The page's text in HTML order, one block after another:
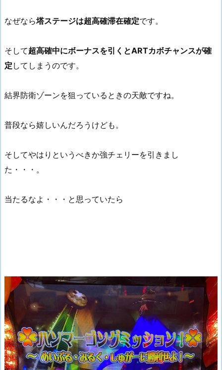
なぜなら塔ステージは超高確滞在確定です。
そして超高確中にボーナスを引くとARTカボチャンスが確
定 してしまうのです。
結界防衛ゾーンを狙っているときの天敵ですね。
普段なら嬉しいんだろうけども。
そしてやはりというべきか強チェリーを引きまし
た・・・。
当たるなよ・・・と思っていたら